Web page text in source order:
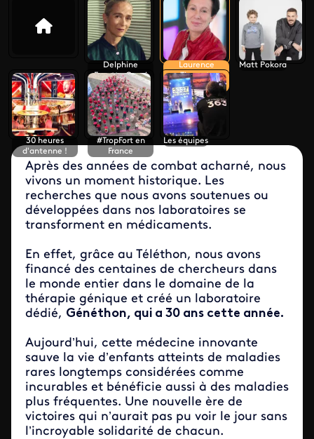
Delphine
Ernotte Cunci
Laurence
Tiennot-
Herment
Matt Pokora
30 heures
d'antenne !
#TropFort en
France
Les équipes
Après des années de combat acharné, nous
vivons un moment historique. Les
recherches que nous avons soutenues ou
développées dans nos laboratoires se
transforment en médicaments.
En effet, grâce au Téléthon, nous avons
financé des centaines de chercheurs dans
le monde entier dans le domaine de la
thérapie génique et créé un laboratoire
dédié, Généthon, qui a 30 ans cette année.
Aujourd’hui, cette médecine innovante
sauve la vie d’enfants atteints de maladies
rares longtemps considérées comme
incurables et bénéficie aussi à des maladies
plus fréquentes. Une nouvelle ère de
victoires qui n’aurait pas pu voir le jour sans
l’incroyable solidarité de chacun.